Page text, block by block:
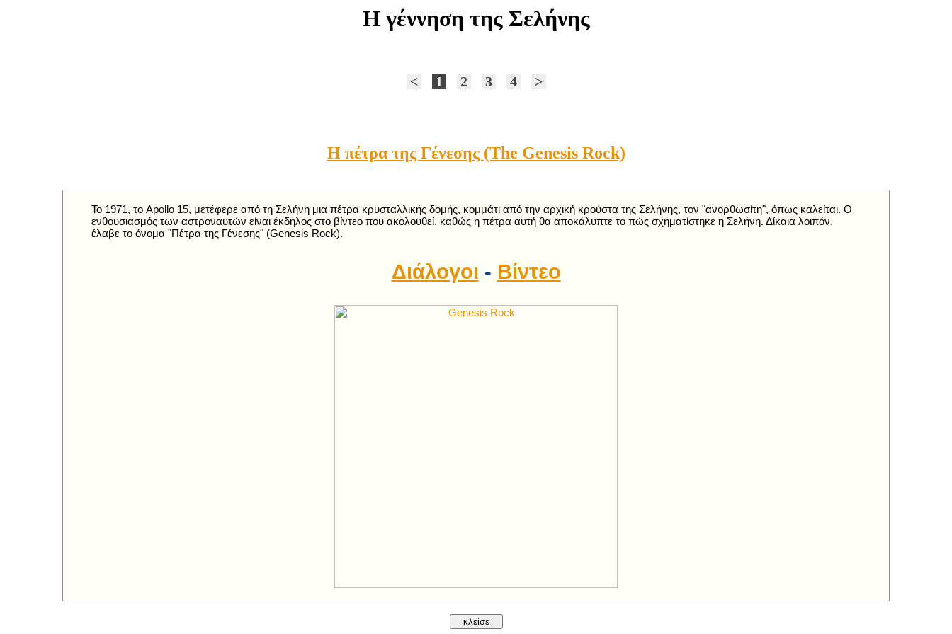
Η γέννηση της Σελήνης
< 1 2 3 4 >
Η πέτρα της Γένεσης (The Genesis Rock)
Το 1971, το Apollo 15, μετέφερε από τη Σελήνη μια πέτρα κρυσταλλικής δομής, κομμάτι από την αρχική κρούστα της Σελήνης, τον "ανορθωσίτη", όπως καλείται. Ο
ενθουσιασμός των αστροναυτών είναι έκδηλος στο βίντεο που ακολουθεί, καθώς η πέτρα αυτή θα αποκάλυπτε το πώς σχηματίστηκε η Σελήνη. Δίκαια λοιπόν,
έλαβε το όνομα "Πέτρα της Γένεσης" (Genesis Rock).
Διάλογοι - Βίντεο